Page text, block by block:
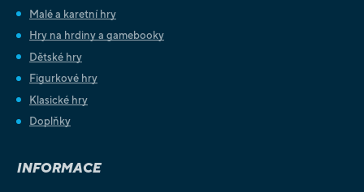
Malé a karetní hry
Hry na hrdiny a gamebooky
Dětské hry
Figurkové hry
Klasické hry
Doplňky
INFORMACE